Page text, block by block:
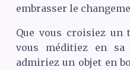
embrasser le
Que vous croisiez un
vous méditiez en sa
admiriez un objet en